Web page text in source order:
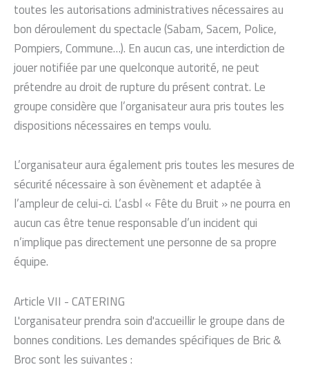
toutes les autorisations administratives nécessaires au
bon déroulement du spectacle (Sabam, Sacem, Police,
Pompiers, Commune…). En aucun cas, une interdiction de
jouer notifiée par une quelconque autorité, ne peut
prétendre au droit de rupture du présent contrat. Le
groupe considère que l’organisateur aura pris toutes les
dispositions nécessaires en temps voulu.
L’organisateur aura également pris toutes les mesures de
sécurité nécessaire à son évènement et adaptée à
l’ampleur de celui-ci. L’asbl « Fête du Bruit » ne pourra en
aucun cas être tenue responsable d’un incident qui
n’implique pas directement une personne de sa propre
équipe.
Article VII - CATERING
L'organisateur prendra soin d'accueillir le groupe dans de
bonnes conditions. Les demandes spécifiques de Bric &
Broc sont les suivantes :